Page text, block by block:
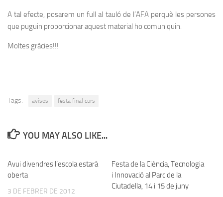
A tal efecte, posarem un full al tauló de l’AFA perquè les persones
que puguin proporcionar aquest material ho comuniquin.
Moltes gràcies!!!
Tags: avisos festa final curs
YOU MAY ALSO LIKE...
Avui divendres l’escola estarà
oberta
3 DE FEBRER DE 2012
Festa de la Ciència, Tecnologia
i Innovació al Parc de la
Ciutadella, 14 i 15 de juny